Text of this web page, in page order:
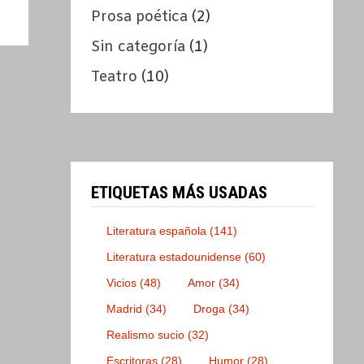
Prosa poética (2)
Sin categoría (1)
Teatro (10)
ETIQUETAS MÁS USADAS
Literatura española (141)
Literatura estadounidense (60)
Vicios (48) Amor (34)
Madrid (34) Droga (34)
Realismo sucio (32)
Escritoras (28) Humor (28)